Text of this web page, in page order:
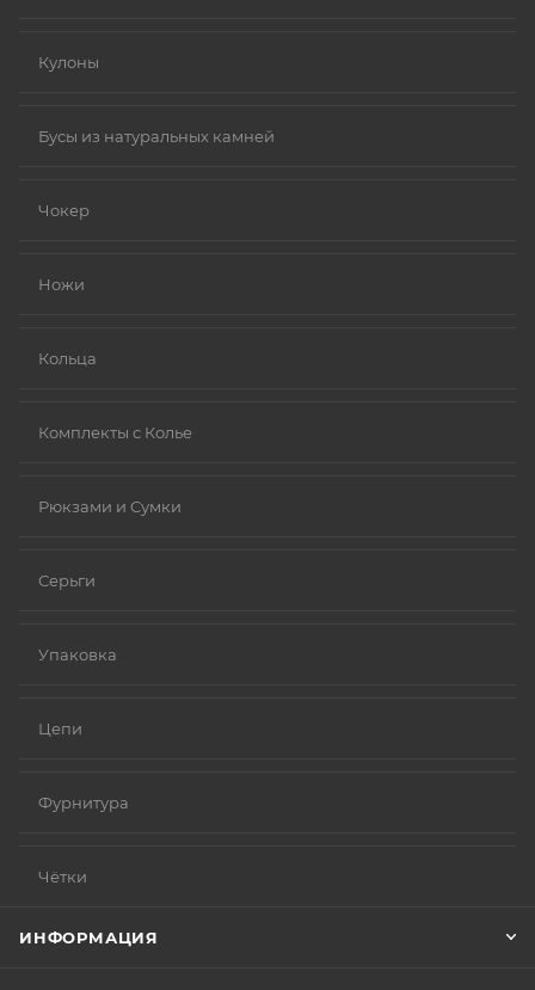
Кулоны
Бусы из натуральных камней
Чокер
Ножи
Кольца
Комплекты с Колье
Рюкзами и Сумки
Серьги
Упаковка
Цепи
Фурнитура
Чётки
ИНФОРМАЦИЯ